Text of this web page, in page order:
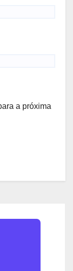
a próxima